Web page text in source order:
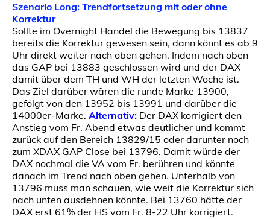
Szenario Long: Trendfortsetzung mit oder ohne
Korrektur
Sollte im Overnight Handel die Bewegung bis 13837
bereits die Korrektur gewesen sein, dann könnt es ab 9
Uhr direkt weiter nach oben gehen. Indem nach oben
das GAP bei 13883 geschlossen wird und der DAX
damit über dem TH und WH der letzten Woche ist.
Das Ziel darüber wären die runde Marke 13900,
gefolgt von den 13952 bis 13991 und darüber die
14000er-Marke. Alternativ: Der DAX korrigiert den
Anstieg vom Fr. Abend etwas deutlicher und kommt
zurück auf den Bereich 13829/15 oder darunter noch
zum XDAX GAP Close bei 13796. Damit würde der
DAX nochmal die VA vom Fr. berühren und könnte
danach im Trend nach oben gehen. Unterhalb von
13796 muss man schauen, wie weit die Korrektur sich
nach unten ausdehnen könnte. Bei 13760 hätte der
DAX erst 61% der HS vom Fr. 8-22 Uhr korrigiert.